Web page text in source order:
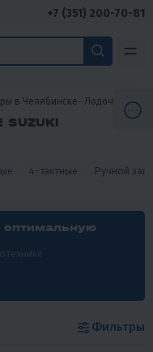
+7 (351) 200-70-81
в Челябинске Лодочные
4-тактные Ручной
оптимальную
Фильтры